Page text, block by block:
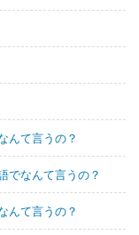
んて言うの？
でなんて言うの？
んて言うの？